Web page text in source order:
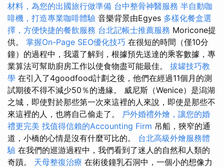
材料，為您的出國旅行做準備 台中整骨神醫服務 半自動咖
啡機，打造專業咖啡體驗 音樂背景由Egyes 多樣化餐盒選
擇，方便快捷的餐飲服務 台北記帳士推薦服務 Moricone提
供。 掌握On-Page SEO優化技巧 在很短的時間（僅10分
鐘）的過程中，我還了解到，根據預先送達的乘客數據，專
業算法可幫助廚房工作以使食物盡可能最佳。 拔罐技巧教
學 在引入了4goodfood計劃之後，他們在經過11個月的測
試期後不得不減少50％的邊緣。 威尼斯（Wenice）是潟湖
之城，即使對於那些第一次來這裡的人來說，即使是那些不
來這裡的人，也將自己偷走了。 戶外婚禮外燴，讓您的婚
禮更完美 找值得信賴的Accounting Firm 吊船，狹窄的通
道，小橋的心情是沒有什麼可比的。 台北高級外燴服務體
驗 在我們的巡游過程中，我們看到了迷人的自然和人類的
奇蹟。 天母整復治療 在術後鐘乳石洞中，一個小的想像力